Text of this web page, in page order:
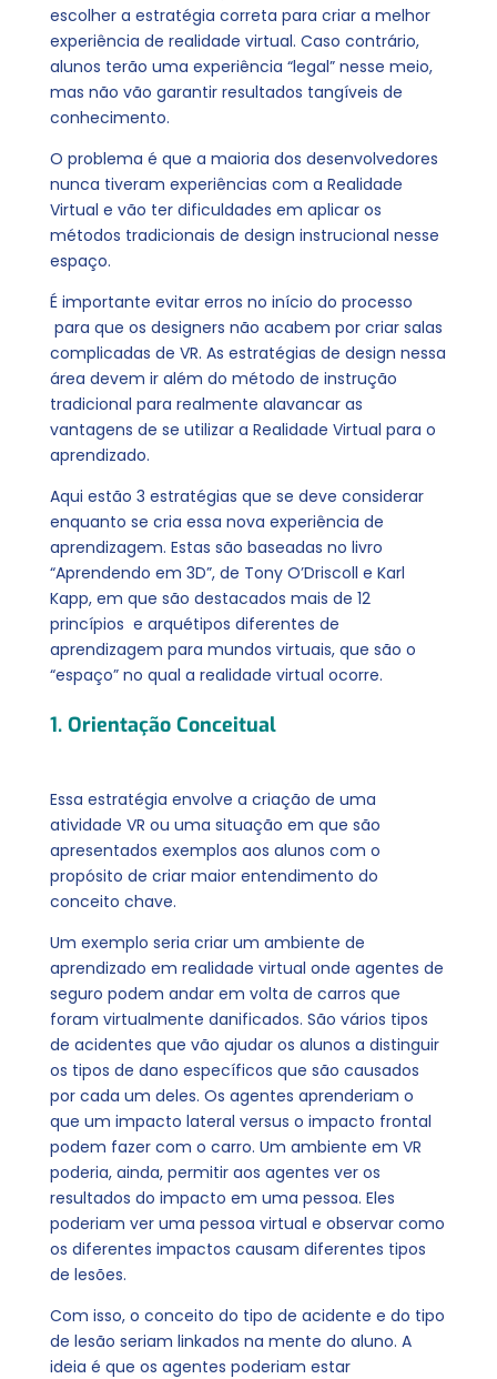
escolher a estratégia correta para criar a melhor
experiência de realidade virtual. Caso contrário,
alunos terão uma experiência “legal” nesse meio,
mas não vão garantir resultados tangíveis de
conhecimento.
O problema é que a maioria dos desenvolvedores
nunca tiveram experiências com a Realidade
Virtual e vão ter dificuldades em aplicar os
métodos tradicionais de design instrucional nesse
espaço.
É importante evitar erros no início do processo
para que os designers não acabem por criar salas
complicadas de VR. As estratégias de design nessa
área devem ir além do método de instrução
tradicional para realmente alavancar as
vantagens de se utilizar a Realidade Virtual para o
aprendizado.
Aqui estão 3 estratégias que se deve considerar
enquanto se cria essa nova experiência de
aprendizagem. Estas são baseadas no livro
“Aprendendo em 3D”, de Tony O’Driscoll e Karl
Kapp, em que são destacados mais de 12
princípios e arquétipos diferentes de
aprendizagem para mundos virtuais, que são o
“espaço” no qual a realidade virtual ocorre.
1. Orientação Conceitual
Essa estratégia envolve a criação de uma
atividade VR ou uma situação em que são
apresentados exemplos aos alunos com o
propósito de criar maior entendimento do
conceito chave.
Um exemplo seria criar um ambiente de
aprendizado em realidade virtual onde agentes de
seguro podem andar em volta de carros que
foram virtualmente danificados. São vários tipos
de acidentes que vão ajudar os alunos a distinguir
os tipos de dano específicos que são causados
por cada um deles. Os agentes aprenderiam o
que um impacto lateral versus o impacto frontal
podem fazer com o carro. Um ambiente em VR
poderia, ainda, permitir aos agentes ver os
resultados do impacto em uma pessoa. Eles
poderiam ver uma pessoa virtual e observar como
os diferentes impactos causam diferentes tipos
de lesões.
Com isso, o conceito do tipo de acidente e do tipo
de lesão seriam linkados na mente do aluno. A
ideia é que os agentes poderiam estar